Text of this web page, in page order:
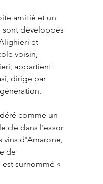
amitié et un
sont développés
et
voisin,
appartient
dirigé par
comme un
clé dans l'essor
vins d'Amarone,
de
surnommé «